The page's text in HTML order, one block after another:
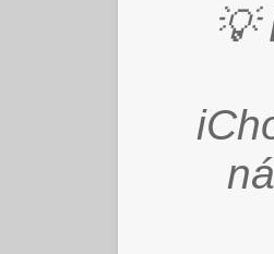
💡